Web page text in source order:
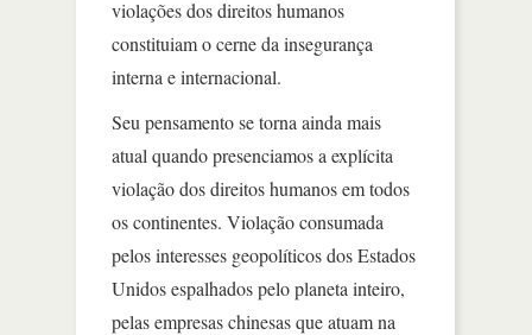
violações dos direitos humanos
constituiam o cerne da insegurança
interna e internacional.
Seu pensamento se torna ainda mais
atual quando presenciamos a explícita
violação dos direitos humanos em todos
os continentes. Violação consumada
pelos interesses geopolíticos dos Estados
Unidos espalhados pelo planeta inteiro,
pelas empresas chinesas que atuam na